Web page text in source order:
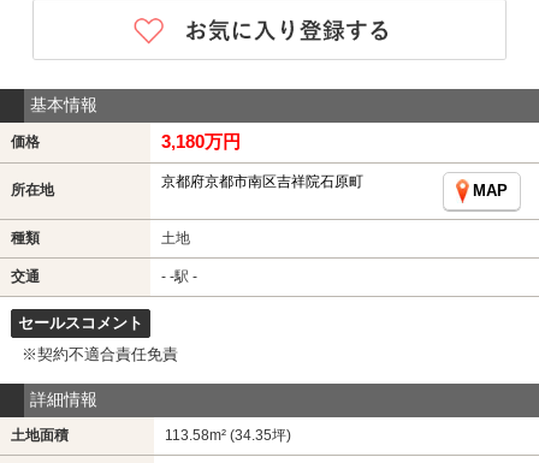
基本情報
価格 3,180万円
所在地 京都府京都市南区吉祥院石原町
MAP
種類 土地
交通 - -駅 -
セールスコメント
※契約不適合責任免責
詳細情報
土地面積 113.58m² (34.35坪)